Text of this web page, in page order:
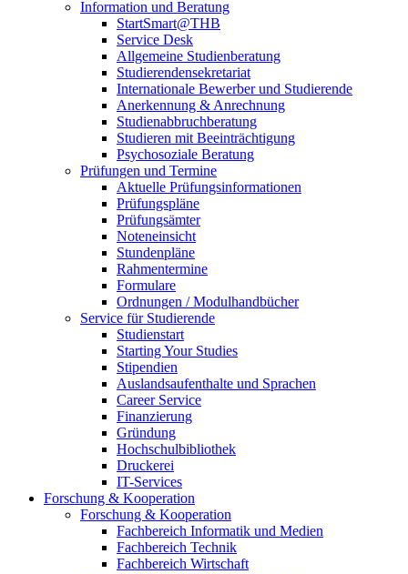
Information und Beratung
StartSmart@THB
Service Desk
Allgemeine Studienberatung
Studierendensekretariat
Internationale Bewerber und Studierende
Anerkennung & Anrechnung
Studienabbruchberatung
Studieren mit Beeinträchtigung
Psychosoziale Beratung
Prüfungen und Termine
Aktuelle Prüfungsinformationen
Prüfungspläne
Prüfungsämter
Noteneinsicht
Stundenpläne
Rahmentermine
Formulare
Ordnungen / Modulhandbücher
Service für Studierende
Studienstart
Starting Your Studies
Stipendien
Auslandsaufenthalte und Sprachen
Career Service
Finanzierung
Gründung
Hochschulbibliothek
Druckerei
IT-Services
Forschung & Kooperation
Forschung & Kooperation
Fachbereich Informatik und Medien
Fachbereich Technik
Fachbereich Wirtschaft